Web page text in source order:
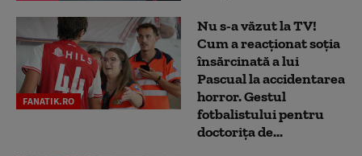
FANATIK.RO
Nu s-a văzut la TV!
Cum a reacţionat soţia
însărcinată a lui
Pascual la accidentarea
horror. Gestul
fotbalistului pentru
doctoriţa de...